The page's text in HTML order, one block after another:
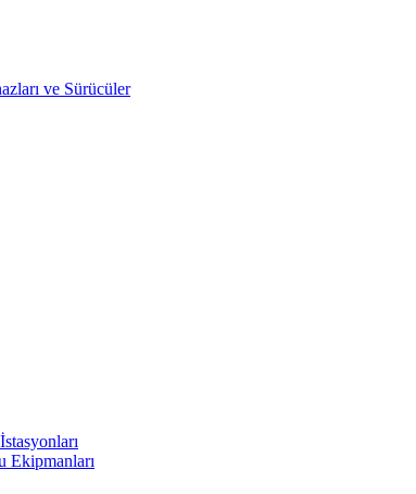
ve Sürücüler
Ekipmanları